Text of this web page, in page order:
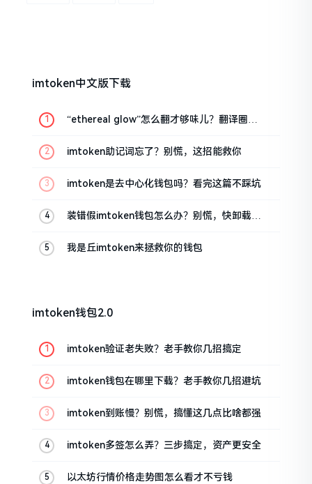
imtoken中文版下载
“ethereal glow”怎么翻才够味儿？翻译圈老
imtoken助记词忘了？别慌，这招能救你
imtoken是去中心化钱包吗？看完这篇不踩坑
装错假imtoken钱包怎么办？别慌，快卸载，
我是丘imtoken来拯救你的钱包
imtoken钱包2.0
imtoken验证老失败？老手教你几招搞定
imtoken钱包在哪里下载？老手教你几招避坑
imtoken到账慢？别慌，搞懂这几点比啥都强
imtoken多签怎么弄？三步搞定，资产更安全
以太坊行情价格走势图怎么看才不亏钱